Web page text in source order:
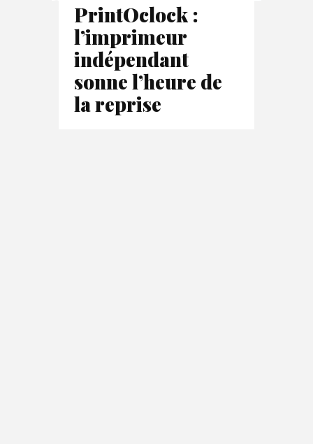
PrintOclock :
l’imprimeur
indépendant
sonne l’heure de
la reprise